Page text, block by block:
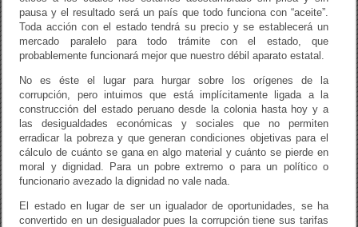
pausa y el resultado será un país que todo funciona con “aceite”.
Toda acción con el estado tendrá su precio y se establecerá un
mercado paralelo para todo trámite con el estado, que
probablemente funcionará mejor que nuestro débil aparato estatal.
No es éste el lugar para hurgar sobre los orígenes de la
corrupción, pero intuimos que está implícitamente ligada a la
construcción del estado peruano desde la colonia hasta hoy y a
las desigualdades económicas y sociales que no permiten
erradicar la pobreza y que generan condiciones objetivas para el
cálculo de cuánto se gana en algo material y cuánto se pierde en
moral y dignidad. Para un pobre extremo o para un político o
funcionario avezado la dignidad no vale nada.
El estado en lugar de ser un igualador de oportunidades, se ha
convertido en un desigualador pues la corrupción tiene sus tarifas